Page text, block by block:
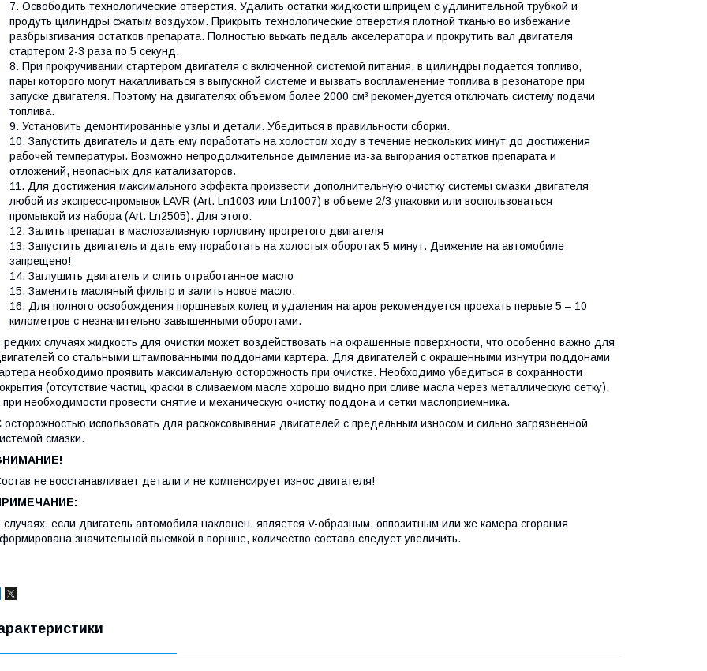
Освободить технологические отверстия. Удалить остатки жидкости шприцем с удлинительной трубкой и
продуть цилиндры сжатым воздухом. Прикрыть технологические отверстия плотной тканью во избежание
разбрызгивания остатков препарата. Полностью выжать педаль акселератора и прокрутить вал двигателя
стартером 2-3 раза по 5 секунд.
При прокручивании стартером двигателя с включенной системой питания, в цилиндры подается топливо,
пары которого могут накапливаться в выпускной системе и вызвать воспламенение топлива в резонаторе при
запуске двигателя. Поэтому на двигателях объемом более 2000 см³ рекомендуется отключать систему подачи
топлива.
Установить демонтированные узлы и детали. Убедиться в правильности сборки.
Запустить двигатель и дать ему поработать на холостом ходу в течение нескольких минут до достижения
рабочей температуры. Возможно непродолжительное дымление из-за выгорания остатков препарата и
отложений, неопасных для катализаторов.
Для достижения максимального эффекта произвести дополнительную очистку системы смазки двигателя
любой из экспресс-промывок LAVR (Art. Ln1003 или Ln1007) в объеме 2/3 упаковки или воспользоваться
промывкой из набора (Art. Ln2505). Для этого:
Залить препарат в маслозаливную горловину прогретого двигателя
Запустить двигатель и дать ему поработать на холостых оборотах 5 минут. Движение на автомобиле
запрещено!
Заглушить двигатель и слить отработанное масло
Заменить масляный фильтр и залить новое масло.
Для полного освобождения поршневых колец и удаления нагаров рекомендуется проехать первые 5 – 10
километров с незначительно завышенными оборотами.
редких случаях жидкость для очистки может воздействовать на окрашенные поверхности, что особенно важно для
со стальными штампованными поддонами картера. Для двигателей с окрашенными изнутри поддонами
необходимо проявить максимальную осторожность при очистке. Необходимо убедиться в сохранности
(отсутствие частиц краски в сливаемом масле хорошо видно при сливе масла через металлическую сетку),
при необходимости провести снятие и механическую очистку поддона и сетки маслоприемника.
осторожностью использовать для раскоксовывания двигателей с предельным износом и сильно загрязненной
смазки.
не восстанавливает детали и не компенсирует износ двигателя!
случаях, если двигатель автомобиля наклонен, является V-образным, оппозитным или же камера сгорания
значительной выемкой в поршне, количество состава следует увеличить.